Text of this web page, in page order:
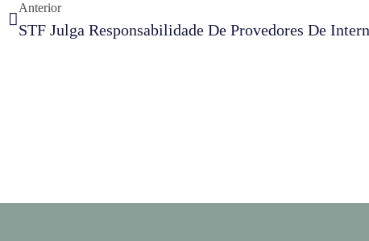
Anterior